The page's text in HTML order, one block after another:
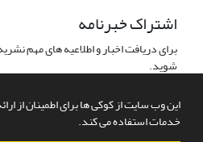
این وب سایت از کوکی ها برای اطمینان از
خدمات استفاده می کند.
اشتراک خبرنامه
برای دریافت اخبار و اطلاعیه های مهم
شوید.